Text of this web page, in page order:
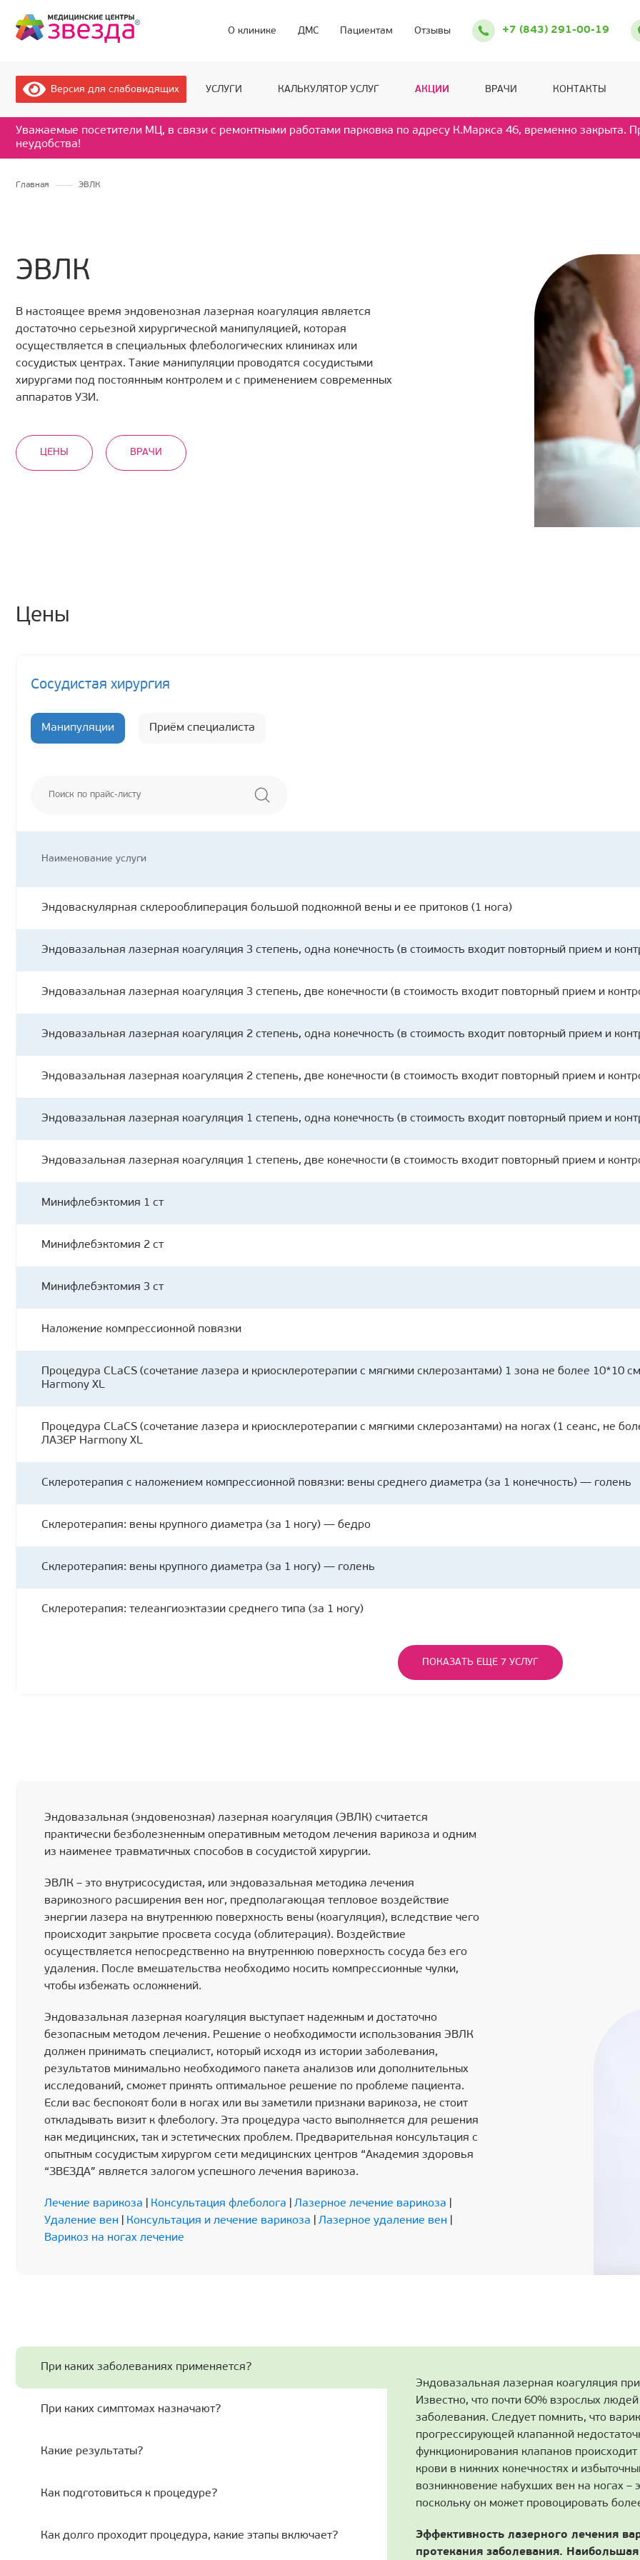
О клинике ДМС Пациентам Отзывы +7 (843) 291-00-19
Версия для слабовидящих УСЛУГИ КАЛЬКУЛЯТОР УСЛУГ АКЦИИ ВРАЧИ КОНТАКТЫ
Уважаемые посетители МЦ, в связи с ремонтными работами парковка по адресу К.Маркса 46, временно закрыта.
неудобства!
Главная ЭВЛК
ЭВЛК
В настоящее время эндовенозная лазерная коагуляция является
достаточно серьезной хирургической манипуляцией, которая
осуществляется в специальных флебологических клиниках или
сосудистых центрах. Такие манипуляции проводятся сосудистыми
хирургами под постоянным контролем и с применением современных
аппаратов УЗИ.
ЦЕНЫ ВРАЧИ
Цены
Сосудистая хирургия
Манипуляции Приём специалиста
Наименование услуги
Эндоваскулярная склерооблиперация большой подкожной вены и ее притоков (1 нога)
Эндовазальная лазерная коагуляция 3 степень, одна конечность (в стоимость входит повторный прием и
Эндовазальная лазерная коагуляция 3 степень, две конечности (в стоимость входит повторный прием и
Эндовазальная лазерная коагуляция 2 степень, одна конечность (в стоимость входит повторный прием и
Эндовазальная лазерная коагуляция 2 степень, две конечности (в стоимость входит повторный прием и
Эндовазальная лазерная коагуляция 1 степень, одна конечность (в стоимость входит повторный прием и
Эндовазальная лазерная коагуляция 1 степень, две конечности (в стоимость входит повторный прием и
Минифлебэктомия 1 ст
Минифлебэктомия 2 ст
Минифлебэктомия 3 ст
Наложение компрессионной повязки
Процедура CLaCS (сочетание лазера и криосклеротерапии с мягкими склерозантами) 1 зона не более 10*10
Нarmony XL
Процедура CLaCS (сочетание лазера и криосклеротерапии с мягкими склерозантами) на ногах (1 сеанс, не
ЛАЗЕР Нarmony XL
Склеротерапия с наложением компрессионной повязки: вены среднего диаметра (за 1 конечность) — голень
Склеротерапия: вены крупного диаметра (за 1 ногу) — бедро
Склеротерапия: вены крупного диаметра (за 1 ногу) — голень
Склеротерапия: телеангиоэктазии среднего типа (за 1 ногу)
ПОКАЗАТЬ ЕЩЕ 7 УСЛУГ
Эндовазальная (эндовенозная) лазерная коагуляция (ЭВЛК) считается
практически безболезненным оперативным методом лечения варикоза и одним
из наименее травматичных способов в сосудистой хирургии.
ЭВЛК – это внутрисосудистая, или эндовазальная методика лечения
варикозного расширения вен ног, предполагающая тепловое воздействие
энергии лазера на внутреннюю поверхность вены (коагуляция), вследствие чего
происходит закрытие просвета сосуда (облитерация). Воздействие
осуществляется непосредственно на внутреннюю поверхность сосуда без его
удаления. После вмешательства необходимо носить компрессионные чулки,
чтобы избежать осложнений.
Эндовазальная лазерная коагуляция выступает надежным и достаточно
безопасным методом лечения. Решение о необходимости использования ЭВЛК
должен принимать специалист, который исходя из истории заболевания,
результатов минимально необходимого пакета анализов или дополнительных
исследований, сможет принять оптимальное решение по проблеме пациента.
Если вас беспокоят боли в ногах или вы заметили признаки варикоза, не стоит
откладывать визит к флебологу. Эта процедура часто выполняется для решения
как медицинских, так и эстетических проблем. Предварительная консультация с
опытным сосудистым хирургом сети медицинских центров “Академия здоровья
“ЗВЕЗДА” является залогом успешного лечения варикоза.
Лечение варикоза Консультация флеболога Лазерное лечение варикоза
Удаление вен
Консультация и лечение варикоза Лазерное удаление вен
Варикоз на ногах лечение
При каких заболеваниях применяется?
При каких симптомах назначают?
Какие результаты?
Как подготовиться к процедуре?
Как долго проходит процедура, какие этапы включает?
Эндовазальная лазерная коагуляция
Известно, что почти 60% взрослых
заболевания. Следует помнить, что
прогрессирующей клапанной
функционирования клапанов
крови в нижних конечностях и
возникновение набухших вен на ногах –
поскольку он может провоцировать
Эффективность лазерного лечения
протекания заболевания.